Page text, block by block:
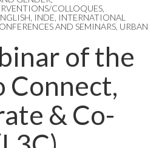
COLLOQUES
INDE INTERNATIONAL
AND SEMINARS URBAN
of the
Connect,
& Co-